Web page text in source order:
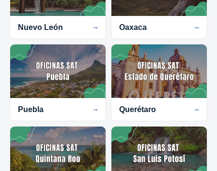
Nuevo León → Oaxaca →
Puebla → Querétaro →